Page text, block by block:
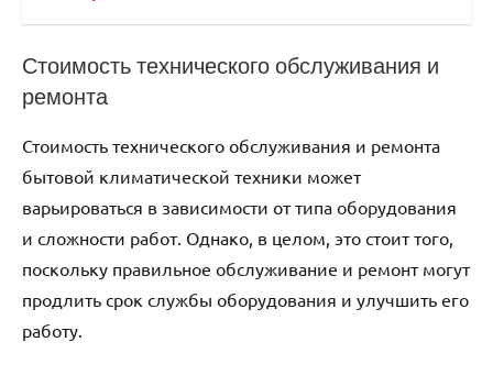
Стоимость технического обслуживания и
ремонта
Стоимость технического обслуживания и ремонта
бытовой климатической техники может
варьироваться в зависимости от типа оборудования
и сложности работ. Однако, в целом, это стоит того,
поскольку правильное обслуживание и ремонт могут
продлить срок службы оборудования и улучшить его
работу.